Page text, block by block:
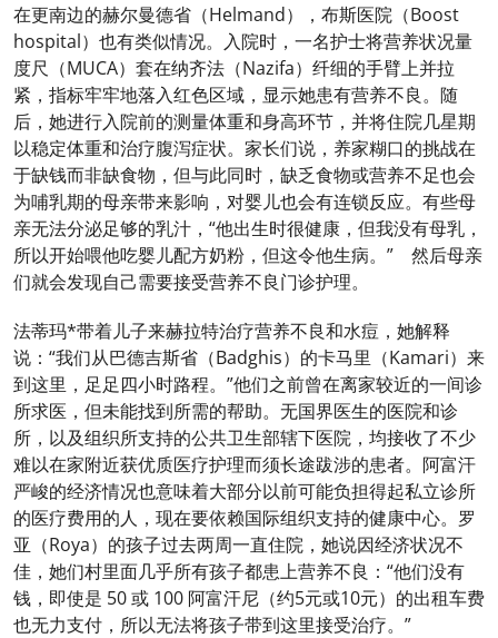
在更南边的赫尔曼德省（Helmand），布斯医院（Boost
hospital）也有类似情况。入院时，一名护士将营养状况量
度尺（MUCA）套在纳齐法（Nazifa）纤细的手臂上并拉
紧，指标牢牢地落入红色区域，显示她患有营养不良。随
后，她进行入院前的测量体重和身高环节，并将住院几星期
以稳定体重和治疗腹泻症状。家长们说，养家糊口的挑战在
于缺钱而非缺食物，但与此同时，缺乏食物或营养不足也会
为哺乳期的母亲带来影响，对婴儿也会有连锁反应。有些母
亲无法分泌足够的乳汁，“他出生时很健康，但我没有母乳，
所以开始喂他吃婴儿配方奶粉，但这令他生病。” 然后母亲
们就会发现自己需要接受营养不良门诊护理。
法蒂玛*带着儿子来赫拉特治疗营养不良和水痘，她解释
说：“我们从巴德吉斯省（Badghis）的卡马里（Kamari）来
到这里，足足四小时路程。”他们之前曾在离家较近的一间诊
所求医，但未能找到所需的帮助。无国界医生的医院和诊
所，以及组织所支持的公共卫生部辖下医院，均接收了不少
难以在家附近获优质医疗护理而须长途跋涉的患者。阿富汗
严峻的经济情况也意味着大部分以前可能负担得起私立诊所
的医疗费用的人，现在要依赖国际组织支持的健康中心。罗
亚（Roya）的孩子过去两周一直住院，她说因经济状况不
佳，她们村里面几乎所有孩子都患上营养不良：“他们没有
钱，即使是 50 或 100 阿富汗尼（约5元或10元）的出租车费
也无力支付，所以无法将孩子带到这里接受治疗。”